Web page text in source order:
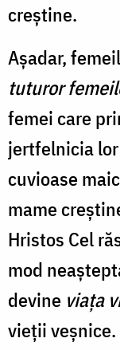
creştine.
Așadar,
tuturor
femei care
jertfelnicia
cuvioase
mame
Hristos Cel
mod
devine viaţa
vieţii veşnice.